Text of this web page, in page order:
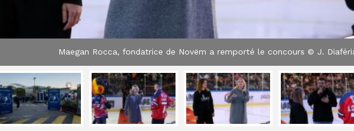
Maegan Rocca, fondatrice de Novëm a remporté le concours © J.